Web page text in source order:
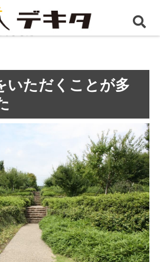
ームページ制作・WEB制作
紹介で
ました
いただくことが多